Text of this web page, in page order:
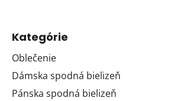
Kategórie
Oblečenie
Dámska spodná bielizeň
Pánska spodná bielizeň